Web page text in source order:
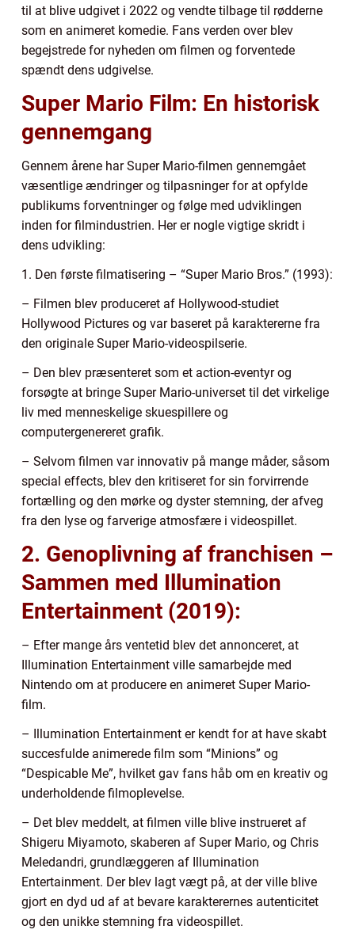
til at blive udgivet i 2022 og vendte tilbage til rødderne
som en animeret komedie. Fans verden over blev
begejstrede for nyheden om filmen og forventede
spændt dens udgivelse.
Super Mario Film: En historisk
gennemgang
Gennem årene har Super Mario-filmen gennemgået
væsentlige ændringer og tilpasninger for at opfylde
publikums forventninger og følge med udviklingen
inden for filmindustrien. Her er nogle vigtige skridt i
dens udvikling:
1. Den første filmatisering – “Super Mario Bros.” (1993):
– Filmen blev produceret af Hollywood-studiet
Hollywood Pictures og var baseret på karaktererne fra
den originale Super Mario-videospilserie.
– Den blev præsenteret som et action-eventyr og
forsøgte at bringe Super Mario-universet til det virkelige
liv med menneskelige skuespillere og
computergenereret grafik.
– Selvom filmen var innovativ på mange måder, såsom
special effects, blev den kritiseret for sin forvirrende
fortælling og den mørke og dyster stemning, der afveg
fra den lyse og farverige atmosfære i videospillet.
2. Genoplivning af franchisen –
Sammen med Illumination
Entertainment (2019):
– Efter mange års ventetid blev det annonceret, at
Illumination Entertainment ville samarbejde med
Nintendo om at producere en animeret Super Mario-
film.
– Illumination Entertainment er kendt for at have skabt
succesfulde animerede film som “Minions” og
“Despicable Me”, hvilket gav fans håb om en kreativ og
underholdende filmoplevelse.
– Det blev meddelt, at filmen ville blive instrueret af
Shigeru Miyamoto, skaberen af Super Mario, og Chris
Meledandri, grundlæggeren af Illumination
Entertainment. Der blev lagt vægt på, at der ville blive
gjort en dyd ud af at bevare karakterernes autenticitet
og den unikke stemning fra videospillet.